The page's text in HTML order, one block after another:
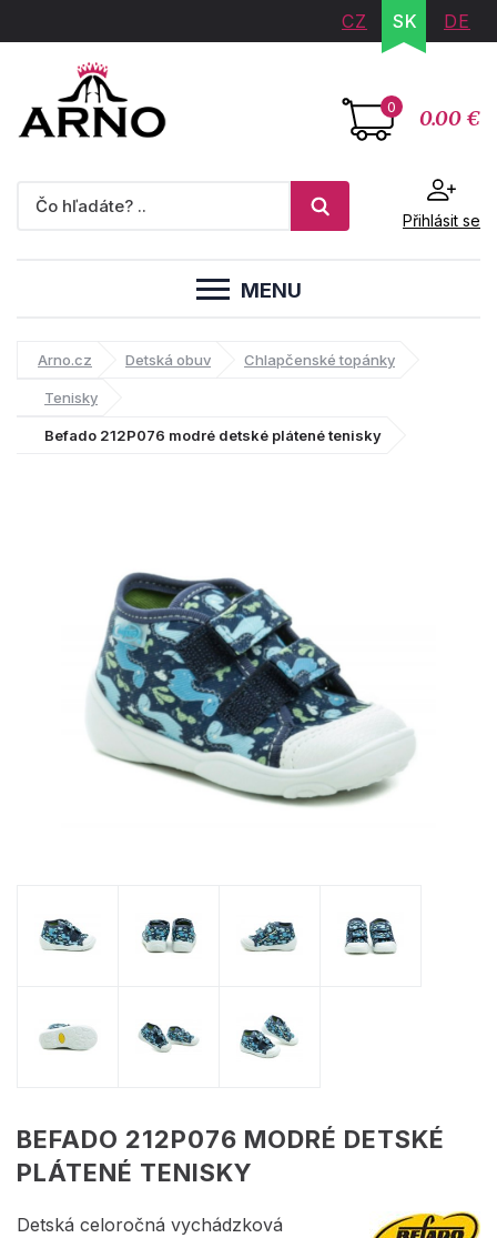
CZ SK DE
0 0.00 €
Přihlásit se
MENU
Arno.cz Detská obuv Chlapčenské topánky
Tenisky
Befado 212P076 modré detské plátené tenisky
BEFADO 212P076 MODRÉ DETSKÉ
PLÁTENÉ TENISKY
Detská celoročná vychádzková